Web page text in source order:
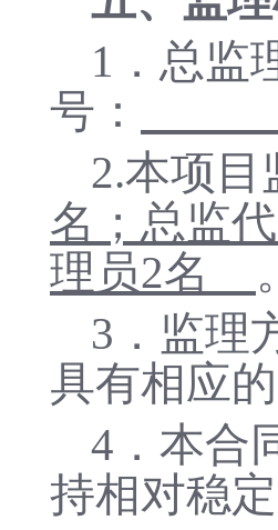
1．总监
号：
2.本项
名 ； 总监
理员2名
。
3 ．监
具有相应
4 ．本
持相对稳